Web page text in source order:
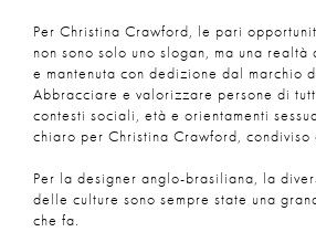
Per Christina Crawford, le pari
non sono solo uno slogan, ma una
e mantenuta con dedizione dal marchio
Abbracciare e valorizzare persone di
contesti sociali, età e orientamenti
chiaro per Christina Crawford, condiviso
Per la designer anglo-brasiliana, la
delle culture sono sempre state una
che fa.